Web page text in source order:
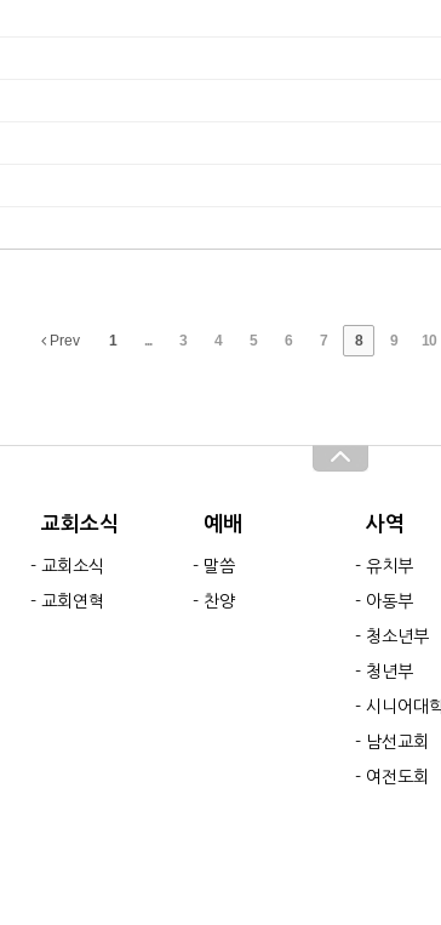
Prev 1 ... 3 4 5 6 7 8 9 10
교회소식
교회소식
교회연혁
예배
말씀
찬양
사역
유치부
아동부
청소년부
청년부
시니어대
남선교회
여전도회